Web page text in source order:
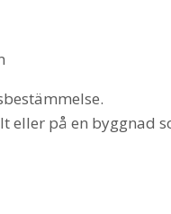
eller på en byggnad